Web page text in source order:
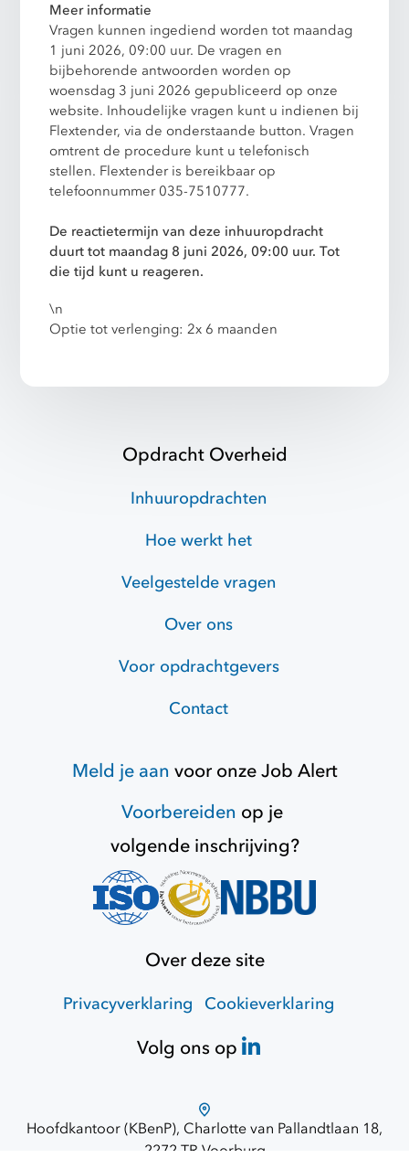
Meer informatie
Vragen kunnen ingediend worden tot maandag
1 juni 2026, 09:00 uur. De vragen en
bijbehorende antwoorden worden op
woensdag 3 juni 2026 gepubliceerd op onze
website. Inhoudelijke vragen kunt u indienen bij
Flextender, via de onderstaande button. Vragen
omtrent de procedure kunt u telefonisch
stellen. Flextender is bereikbaar op
telefoonnummer 035-7510777.
De reactietermijn van deze inhuuropdracht
duurt tot maandag 8 juni 2026, 09:00 uur. Tot
die tijd kunt u reageren.
\n
Optie tot verlenging: 2x 6 maanden
Opdracht Overheid
Inhuuropdrachten
Hoe werkt het
Veelgestelde vragen
Over ons
Voor opdrachtgevers
Contact
Meld je aan voor onzeJob Alert
Voorbereiden op je
volgende inschrijving?
Over deze site
Privacyverklaring Cookieverklaring
Volg ons op
Hoofdkantoor (KBenP), Charlotte van Pallandtlaan 18,
2272 TR Voorburg